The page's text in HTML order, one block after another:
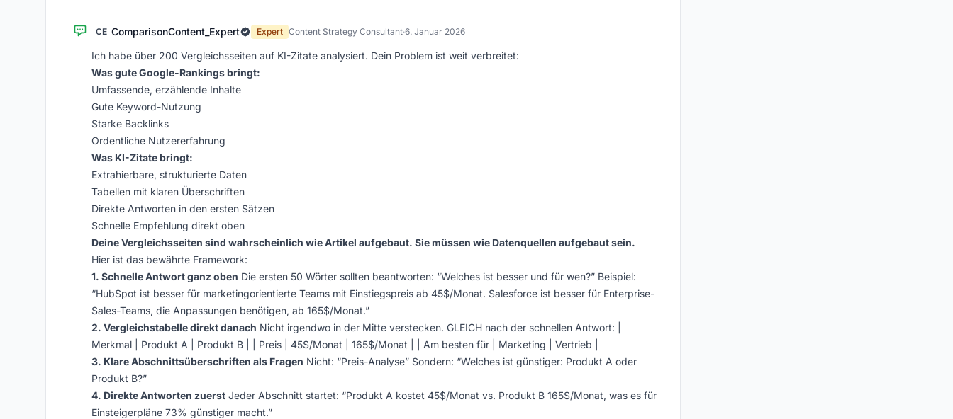
CE ComparisonContent_Expert Expert Content Strategy Consultant·6. Januar 2026
Ich habe über 200 Vergleichsseiten auf KI-Zitate analysiert. Dein Problem ist weit verbreitet:
Was gute Google-Rankings bringt:
Umfassende, erzählende Inhalte
Gute Keyword-Nutzung
Starke Backlinks
Ordentliche Nutzererfahrung
Was KI-Zitate bringt:
Extrahierbare, strukturierte Daten
Tabellen mit klaren Überschriften
Direkte Antworten in den ersten Sätzen
Schnelle Empfehlung direkt oben
Deine Vergleichsseiten sind wahrscheinlich wie Artikel aufgebaut. Sie müssen wie Datenquellen aufgebaut sein.
Hier ist das bewährte Framework:
1. Schnelle Antwort ganz oben Die ersten 50 Wörter sollten beantworten: “Welches ist besser und für wen?” Beispiel:
“HubSpot ist besser für marketingorientierte Teams mit Einstiegspreis ab 45$/Monat. Salesforce ist besser für Enterprise-
Sales-Teams, die Anpassungen benötigen, ab 165$/Monat.”
2. Vergleichstabelle direkt danach Nicht irgendwo in der Mitte verstecken. GLEICH nach der schnellen Antwort: |
Merkmal | Produkt A | Produkt B | | Preis | 45$/Monat | 165$/Monat | | Am besten für | Marketing | Vertrieb |
3. Klare Abschnittsüberschriften als Fragen Nicht: “Preis-Analyse” Sondern: “Welches ist günstiger: Produkt A oder
Produkt B?”
4. Direkte Antworten zuerst Jeder Abschnitt startet: “Produkt A kostet 45$/Monat vs. Produkt B 165$/Monat, was es für
Einsteigerpläne 73% günstiger macht.”